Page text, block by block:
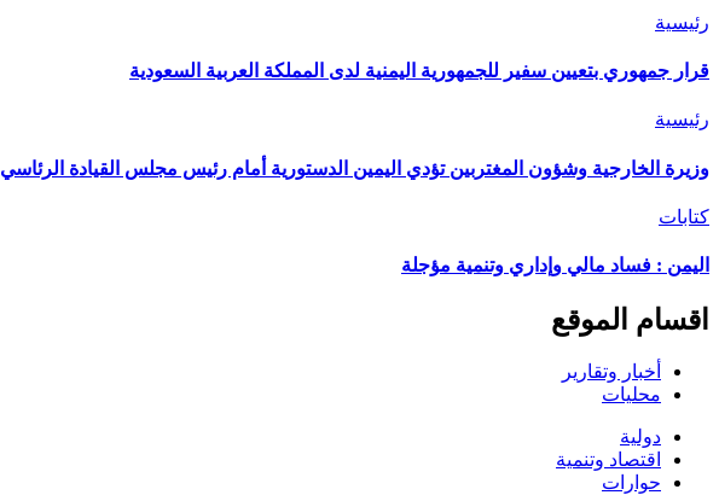
رئيسية
قرار جمهوري بتعيين سفير للجمهورية اليمنية لدى المملكة العربية السعودية
رئيسية
وزيرة الخارجية وشؤون المغتربين تؤدي اليمين الدستورية أمام رئيس مجلس القيادة الرئاسي
كتابات
اليمن : فساد مالي وإداري وتنمية مؤجلة
اقسام الموقع
أخبار وتقارير
محليات
دولية
اقتصاد وتنمية
حوارات